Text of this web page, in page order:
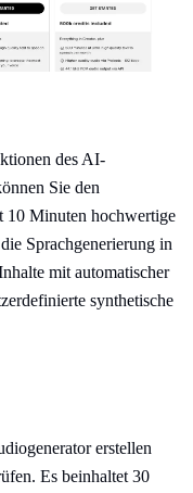
des AI-
Sie den
10 Minuten hochwertige
Sprachgenerierung in
mit automatischer
synthetische
erstellen
Es beinhaltet 30